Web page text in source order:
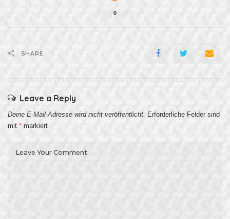
0
SHARE
Leave a Reply
Deine E-Mail-Adresse wird nicht veröffentlicht. Erforderliche Felder sind
mit * markiert